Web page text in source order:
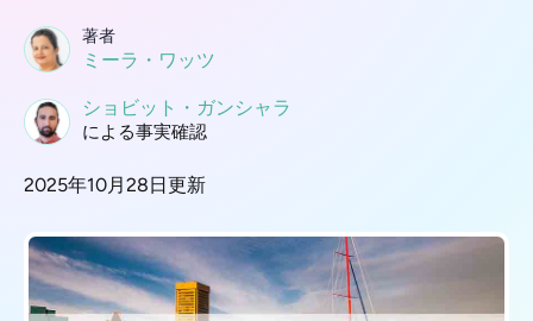
著者
ミーラ・ワッツ
ショビット・ガンシャラ
による事実確認
2025年10月28日更新